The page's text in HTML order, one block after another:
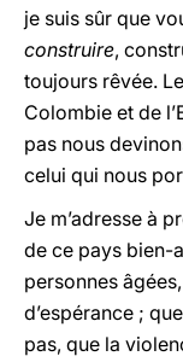
je suis sûr que
construire,
toujours rêvée.
Colombie et de
pas nous
celui qui nous
Je m’adresse à
de ce pays bien-
personnes
d’espérance ;
pas, que la